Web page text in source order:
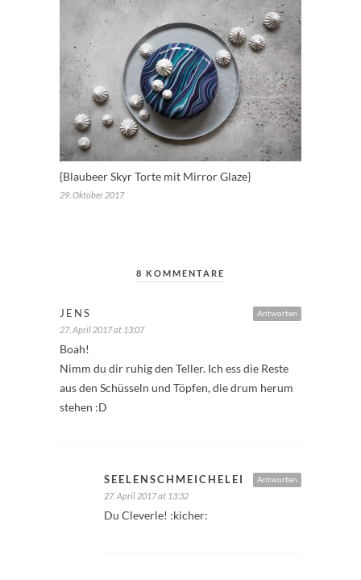
{Blaubeer Skyr Torte mit Mirror Glaze}
29. Oktober 2017
8 KOMMENTARE
Antworten
JENS
27. April 2017 at 13:07
Boah!
Nimm du dir ruhig den Teller. Ich ess die Reste
aus den Schüsseln und Töpfen, die drum herum
stehen :D
Antworten
SEELENSCHMEICHELEI
27. April 2017 at 13:32
Du Cleverle! :kicher: